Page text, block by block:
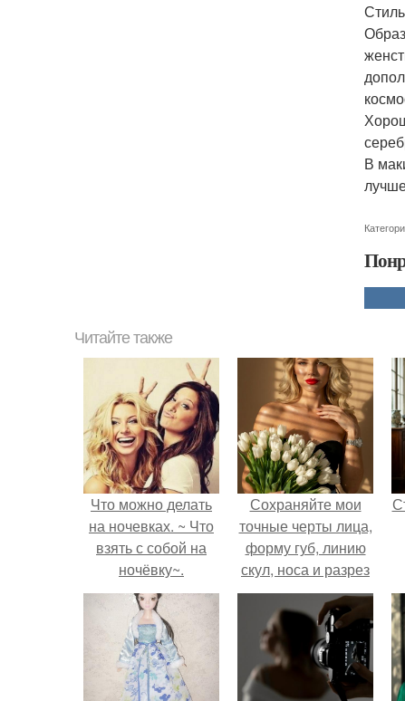
В
Читайте также
Что можно делать
на ночевках. ~ Что
взять с собой на
ночёвку~.
Сохраняйте мои
точные черты лица,
форму губ, линию
скул, носа и разрез
глаз.